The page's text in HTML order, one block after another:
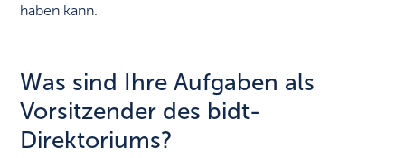
haben kann.
Was sind Ihre Aufgaben als
Vorsitzender des bidt-
Direktoriums?